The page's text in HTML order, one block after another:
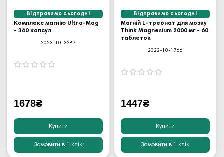
Відправимо сьогодні
Комплекс магнію Ultra-Mag
- 360 капсул
2023-10-3287
1678₴
Купити
Замовити в 1 клік
Відправимо сьогодні
Магній L-треонат для мозку
Think Magnesium 2000 мг - 60
таблеток
2022-10-1766
1447₴
Купити
Замовити в 1 клік